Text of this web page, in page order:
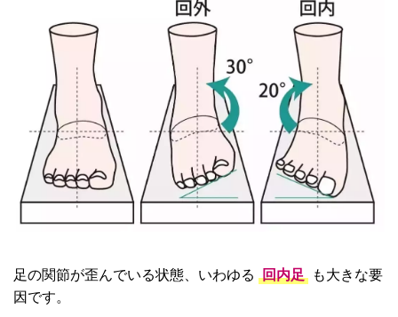
足の関節が歪んでいる状態、いわゆる 回内足 も大きな要
因です。